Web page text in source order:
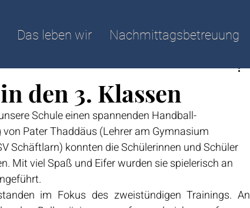
Das leben wir Nachmittagsbetreuung
den 3. Klassen
Schule einen spannenden Handball-
Pater Thaddäus (Lehrer am Gymnasium
Schäftlarn) konnten die Schülerinnen und Schüler
Mit viel Spaß und Eifer wurden sie spielerisch an
im Fokus des zweistündigen Trainings. An